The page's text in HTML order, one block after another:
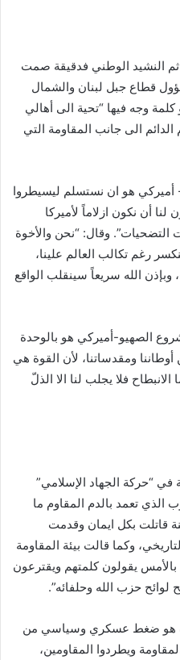
ثم النشيد الوطني فدقيقة صمت
قطاع جبل لبنان والشمال
وجه فيها “تحية الى أهالي
الى جانب المقاومة التي
أميركي هو ان نستسلم ليسيطروا
لنا أن نكون ازلاماً لأميركا
التضحيات”. وقال: “نحن والأخوة
رغم تكالب العالم علينا،
وبإذن الله سريعاً سينقلب الواقع
الصهيو-أميركي هو بالوحدة
ومقدساتنا، لأن القوة هي
الانبطاح فلا يجلب لنا الا الذلّ
في “حركة الجهاد الإسلامي”
تعمد بالدم المقاوم ما
قاتلت بكل ايمان وقدمت
وكما قالت بيئة المقاومة
٢٥ أيار عام ٢٠٠٠ ها هم بالأمس يقولون كلمتهم ويقترعون
لوائح حزب الله وحلفائه”.
هو ضغط عسكري وسياسي من
ويطردوا المقاومين،